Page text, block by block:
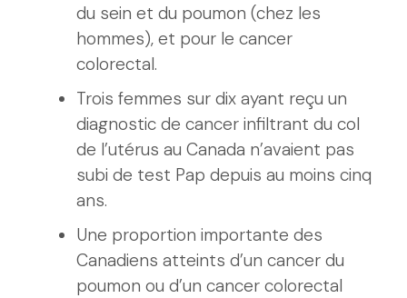
du sein et du poumon (chez les
hommes), et pour le cancer
colorectal.
Trois femmes sur dix ayant reçu un
diagnostic de cancer infiltrant du col
de l’utérus au Canada n’avaient pas
subi de test Pap depuis au moins cinq
ans.
Une proportion importante des
Canadiens atteints d’un cancer du
poumon ou d’un cancer colorectal